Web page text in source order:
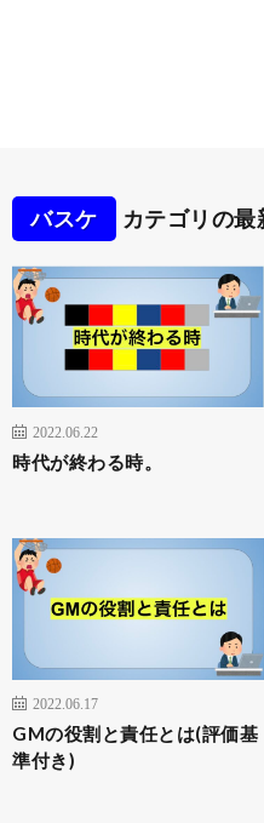
バスケ カテゴリの最
2022.06.22
時代が終わる時。
2022.06.17
GMの役割と責任とは(評価基
準付き)